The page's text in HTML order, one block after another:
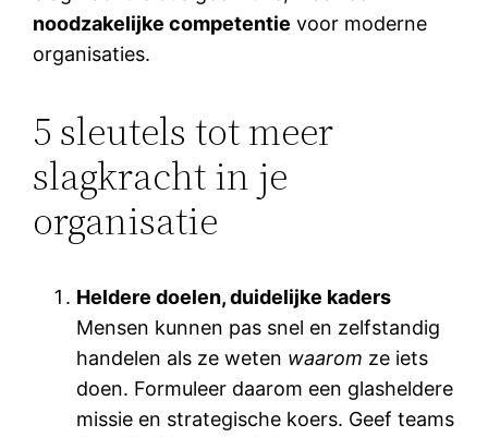
noodzakelijke competentie voor moderne
organisaties.
5 sleutels tot meer
slagkracht in je
organisatie
Heldere doelen, duidelijke kaders
Mensen kunnen pas snel en zelfstandig
handelen als ze weten waarom ze iets
doen. Formuleer daarom een glasheldere
missie en strategische koers. Geef teams